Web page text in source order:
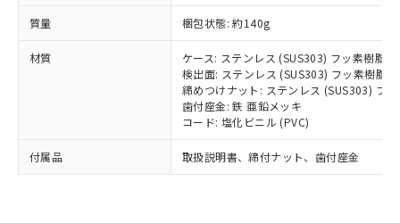
質量 梱包状態: 約140g
材質
ケース: ステンレス (SUS303) フッ素樹脂
検出面: ステンレス (SUS303) フッ素樹脂
締めつけナット: ステンレス (SUS303) フ
歯付座金: 鉄 亜鉛メッキ
コード: 塩化ビニル (PVC)
付属品 取扱説明書、締付ナット、歯付座金
ご相談ください。
オムロン制御機器販売店や当社販売拠
販売ネットワーク
」をご確認
在庫状況および標準価格結果を当社の
事前の承諾なく第三者に漏洩または開
示しないようお願いします。
マイパーツ機能（部品リスト作成サー
ビス）をご利用いただくには、I-Web
フタル酸エステル類の４物質については閾値を超える意
図的な使用がないことを確認しています。
部品在庫の切り替え状況などにより、予定
月が前後することがあります。
DEHP(フタル酸ビス(2-エチルヘキシル)) : 1000ppm
※2 環境保護使用期限
「ｅ」：有害物質（10物質）のすべてが基
準値以下であることを示します。
「10」：通常の使用状況下において有害物
質が外部に漏えいし、環境に深刻な影響を
及ぼさない年数を意味します。
当社は貴社製品を、核兵器、ミサイ
ル、化学兵器、生物兵器またはその他
武器並びにこれらの製造装置等に一切
使用いたしません。
当社は、貴社製品を第三者に販売する
場合は、上記1、2および3の内容を当
該第三者に通知します。また当社は、
販売先および販売に係わる関係者が違
法に輸出するおそれがある場合は、取
在庫なし(最新の在庫状況につ
いては、お客様のお取引先、ま
たはお客様担当のオムロン制御
機器販売店・当社販売員にご確
認ください)
白
受注生産機種、また在庫状況の
情報を公開していない機種